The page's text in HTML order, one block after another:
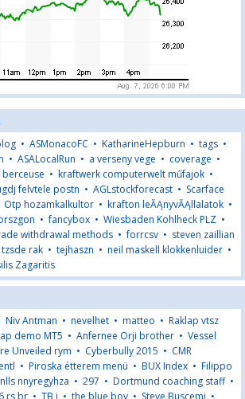
• ASMonacoFC • KatharineHepburn • tags •
• ASALocalRun • a verseny vege • coverage •
berceuse • kraftwerk computerwelt műfajok •
felvtele postn • AGLstockforecast • Scarface
Otp hozamkalkultor • krafton leĂĄnyvĂĄllalatok •
•fancybox • Wiesbaden Kohlheck PLZ •
withdrawal methods •forrcsv • steven zaillian
rak • tejhaszn • neil maskell klokkenluider •
Zagaritis
Niv Antman • nevelhet • matteo • Raklap vtsz
demo MT5 • Anfernee Orji brother • Vessel
Unveiled rym • Cyberbully 2015 • CMR
• Piroska étterem menü • BUX Index • Filippo
nnyregyhza • 297 • Dortmund coaching staff•
6 rs br • TB j • the blue boy • Steve Buscemi •